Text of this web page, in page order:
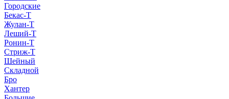
Городские
Бекас-Т
Жулан-Т
Леший-Т
Ронин-Т
Стриж-Т
Шейный
Складной
Бро
Хантер